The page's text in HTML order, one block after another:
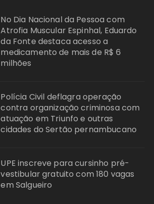
No Dia Nacional da Pessoa com
Atrofia Muscular Espinhal, Eduardo
da Fonte destaca acesso a
medicamento de mais de R$ 6
milhões
Polícia Civil deflagra operação
contra organização criminosa com
atuação em Triunfo e outras
cidades do Sertão pernambucano
UPE inscreve para cursinho pré-
vestibular gratuito com 180 vagas
em Salgueiro